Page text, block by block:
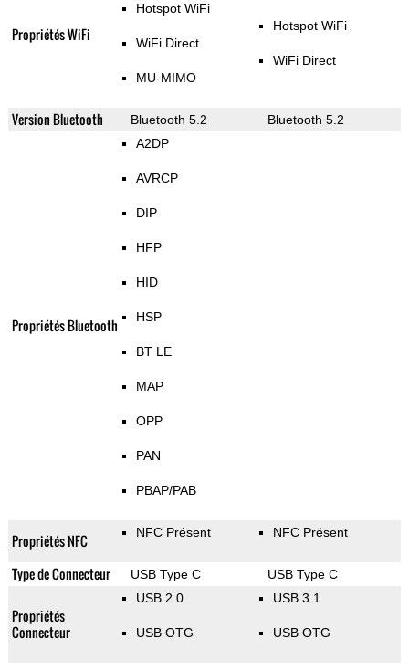
Propriétés WiFi
Hotspot WiFi
WiFi Direct
MU-MIMO
Hotspot WiFi
WiFi Direct
Version Bluetooth Bluetooth 5.2 Bluetooth 5.2
Propriétés Bluetooth
A2DP
AVRCP
DIP
HFP
HID
HSP
BT LE
MAP
OPP
PAN
PBAP/PAB
Propriétés NFC NFC Présent NFC Présent
Type de Connecteur USB Type C USB Type C
Propriétés
Connecteur
USB 2.0
USB OTG
USB 3.1
USB OTG